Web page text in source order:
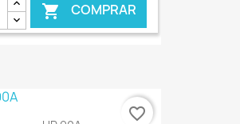
 COMPRAR
favorite_border